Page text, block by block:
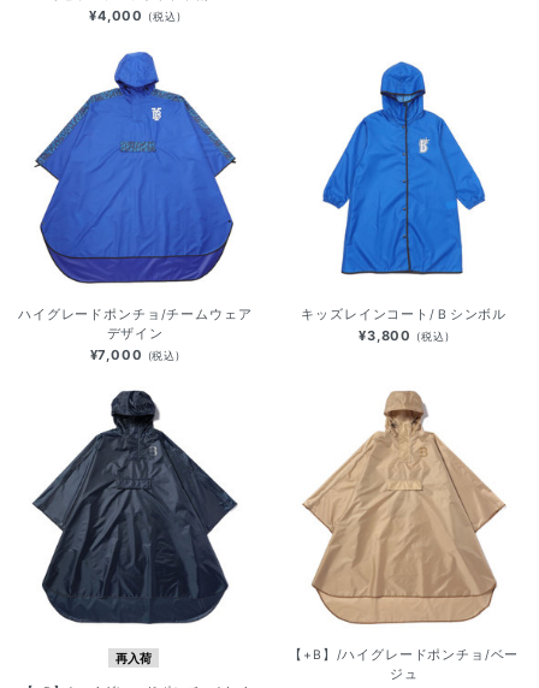
¥4,000 (税込)
ハイグレードポンチョ/チームウェア
デザイン
¥7,000 (税込)
キッズレインコート/Ｂシンボル
¥3,800 (税込)
再入荷
【+B】/ハイグレードポンチョ/ベー
ジュ